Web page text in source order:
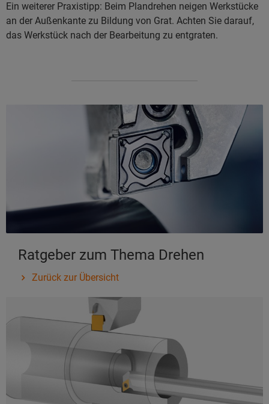
Ein weiterer Praxistipp: Beim Plandrehen neigen Werkstücke
an der Außenkante zu Bildung von Grat. Achten Sie darauf,
das Werkstück nach der Bearbeitung zu entgraten.
Ratgeber zum Thema Drehen
Zurück zur Übersicht